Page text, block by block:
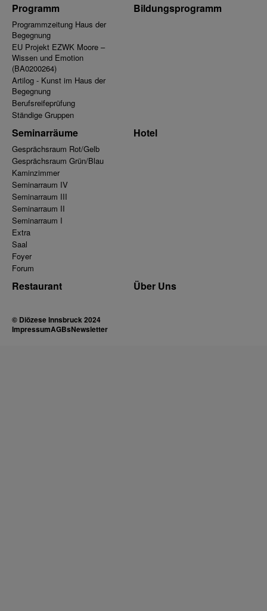
Programm
Programmzeitung Haus der
Begegnung
EU Projekt EZWK Moore –
Wissen und Emotion
(BA0200264)
Artilog - Kunst im Haus der
Begegnung
Berufsreifeprüfung
Ständige Gruppen
Bildungsprogramm
Seminarräume
Gesprächsraum Rot/Gelb
Gesprächsraum Grün/Blau
Kaminzimmer
Seminarraum IV
Seminarraum III
Seminarraum II
Seminarraum I
Extra
Saal
Foyer
Forum
Hotel
Restaurant Über Uns
© Diözese Innsbruck 2024
ImpressumAGBsNewsletter